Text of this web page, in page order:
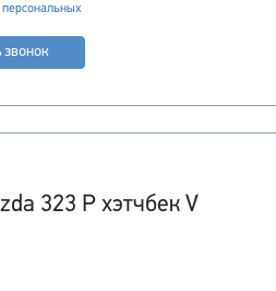
звонок
323 P хэтчбек V